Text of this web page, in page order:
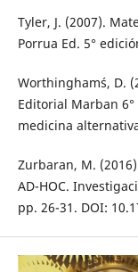
Tyler, J. (2007).
Porrua Ed. 5°
Worthingham´s, D.
Editorial Marban
medicina
Zurbaran, M.
AD-HOC.
pp. 26-31. DOI: